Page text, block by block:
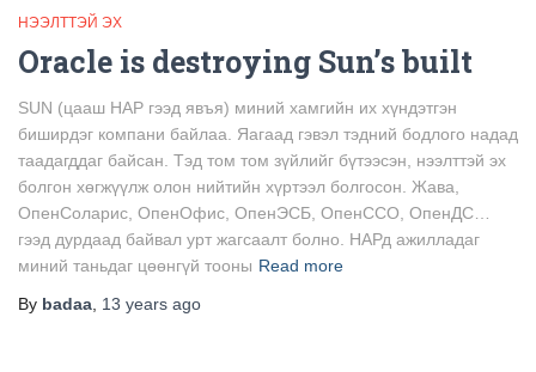
НЭЭЛТТЭЙ ЭХ
Oracle is destroying Sun’s built
SUN (цааш НАР гээд явъя) миний хамгийн их хүндэтгэн
биширдэг компани байлаа. Яагаад гэвэл тэдний бодлого надад
таадагддаг байсан. Тэд том том зүйлийг бүтээсэн, нээлттэй эх
болгон хөгжүүлж олон нийтийн хүртээл болгосон. Жава,
ОпенСоларис, ОпенОфис, ОпенЭСБ, ОпенССО, ОпенДС…
гээд дурдаад байвал урт жагсаалт болно. НАРд ажилладаг
миний таньдаг цөөнгүй тооны Read more
By badaa 13 years ago